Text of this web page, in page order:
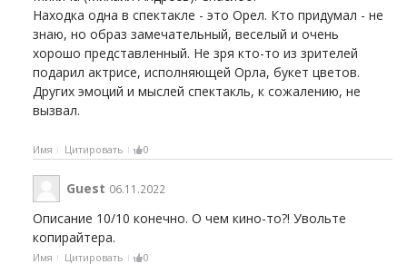
Находка одна в спектакле - это Орел. Кто придумал - не
знаю, но образ замечательный, веселый и очень
хорошо представленный. Не зря кто-то из зрителей
подарил актрисе, исполняющей Орла, букет цветов.
Других эмоций и мыслей спектакль, к сожалению, не
вызвал.
Имя Цитировать 0
Guest 06.11.2022
Описание 10/10 конечно. О чем кино-то?! Увольте
копирайтера.
Имя Цитировать 0